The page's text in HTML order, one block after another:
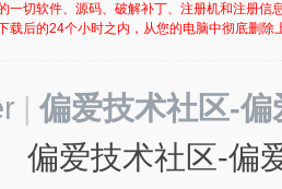
一切软件、源码、破解补丁、注册机和注册
载后的24个小时之内，从您的电脑中彻底删
| 偏爱技术社区-
偏爱技术社区-偏